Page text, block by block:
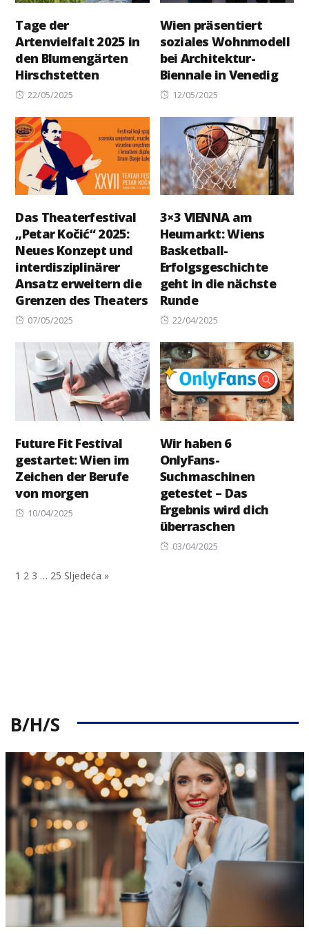
Tage der
Artenvielfalt 2025 in
den Blumengärten
Hirschstetten
Posted
22/05/2025
Wien präsentiert
soziales Wohnmodell
bei Architektur-
Biennale in Venedig
Posted
12/05/2025
Das Theaterfestival
„Petar Kočić“ 2025:
Neues Konzept und
interdisziplinärer
Ansatz erweitern die
Grenzen des Theaters
Posted
07/05/2025
3×3 VIENNA am
Heumarkt: Wiens
Basketball-
Erfolgsgeschichte
geht in die nächste
Runde
Posted
22/04/2025
Future Fit Festival
gestartet: Wien im
Zeichen der Berufe
von morgen
Posted
10/04/2025
Wir haben 6
OnlyFans-
Suchmaschinen
getestet – Das
Ergebnis wird dich
überraschen
Posted
03/04/2025
1 2 3 … 25 Sljedeća »
B/H/S